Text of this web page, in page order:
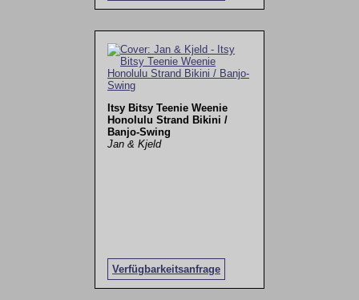
Itsy Bitsy Teenie Weenie
Honolulu Strand Bikini /
Banjo-Swing
Jan & Kjeld
Verfügbarkeitsanfrage